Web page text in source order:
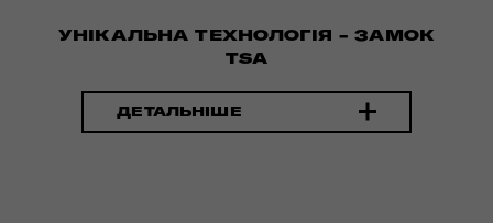
УНІКАЛЬНА ТЕХНОЛОГІЯ - ЗАМОК
TSA
ДЕТАЛЬНІШЕ